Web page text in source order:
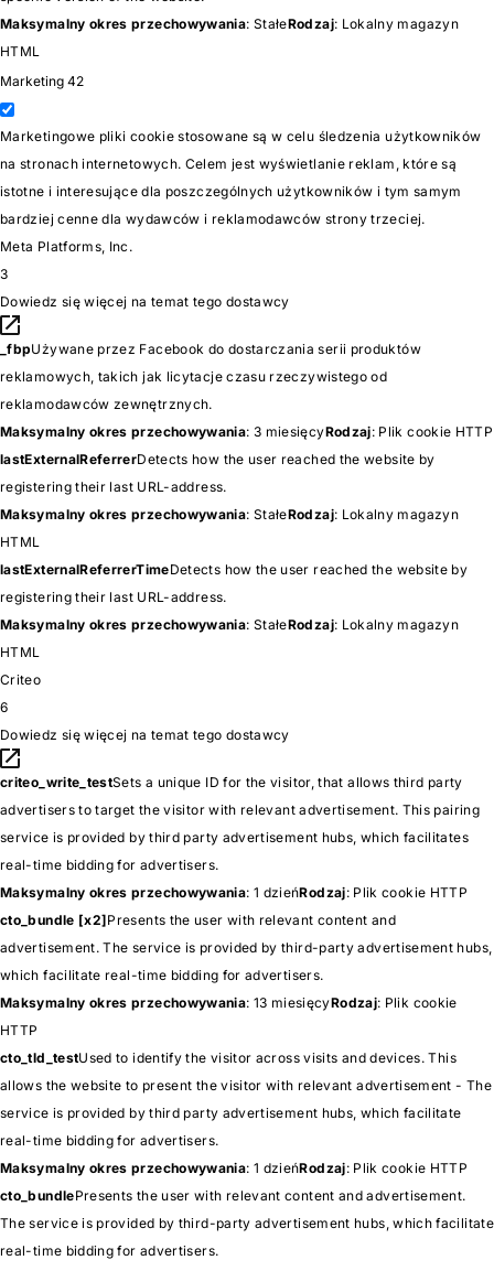
Maksymalny okres przechowywania: StałeRodzaj: Lokalny magazyn
HTML
Marketing 42
Marketingowe pliki cookie stosowane są w celu śledzenia użytkowników
na stronach internetowych. Celem jest wyświetlanie reklam, które są
istotne i interesujące dla poszczególnych użytkowników i tym samym
bardziej cenne dla wydawców i reklamodawców strony trzeciej.
Meta Platforms, Inc.
3
Dowiedz się więcej na temat tego dostawcy
_fbpUżywane przez Facebook do dostarczania serii produktów
reklamowych, takich jak licytacje czasu rzeczywistego od
reklamodawców zewnętrznych.
Maksymalny okres przechowywania: 3 miesięcyRodzaj: Plik cookie HTTP
lastExternalReferrerDetects how the user reached the website by
registering their last URL-address.
Maksymalny okres przechowywania: StałeRodzaj: Lokalny magazyn
HTML
lastExternalReferrerTimeDetects how the user reached the website by
registering their last URL-address.
Maksymalny okres przechowywania: StałeRodzaj: Lokalny magazyn
HTML
Criteo
6
Dowiedz się więcej na temat tego dostawcy
criteo_write_testSets a unique ID for the visitor, that allows third party
advertisers to target the visitor with relevant advertisement. This pairing
service is provided by third party advertisement hubs, which facilitates
real-time bidding for advertisers.
Maksymalny okres przechowywania: 1 dzieńRodzaj: Plik cookie HTTP
cto_bundle [x2]Presents the user with relevant content and
advertisement. The service is provided by third-party advertisement hubs,
which facilitate real-time bidding for advertisers.
Maksymalny okres przechowywania: 13 miesięcyRodzaj: Plik cookie
HTTP
cto_tld_testUsed to identify the visitor across visits and devices. This
allows the website to present the visitor with relevant advertisement - The
service is provided by third party advertisement hubs, which facilitate
real-time bidding for advertisers.
Maksymalny okres przechowywania: 1 dzieńRodzaj: Plik cookie HTTP
cto_bundlePresents the user with relevant content and advertisement.
The service is provided by third-party advertisement hubs, which facilitate
real-time bidding for advertisers.